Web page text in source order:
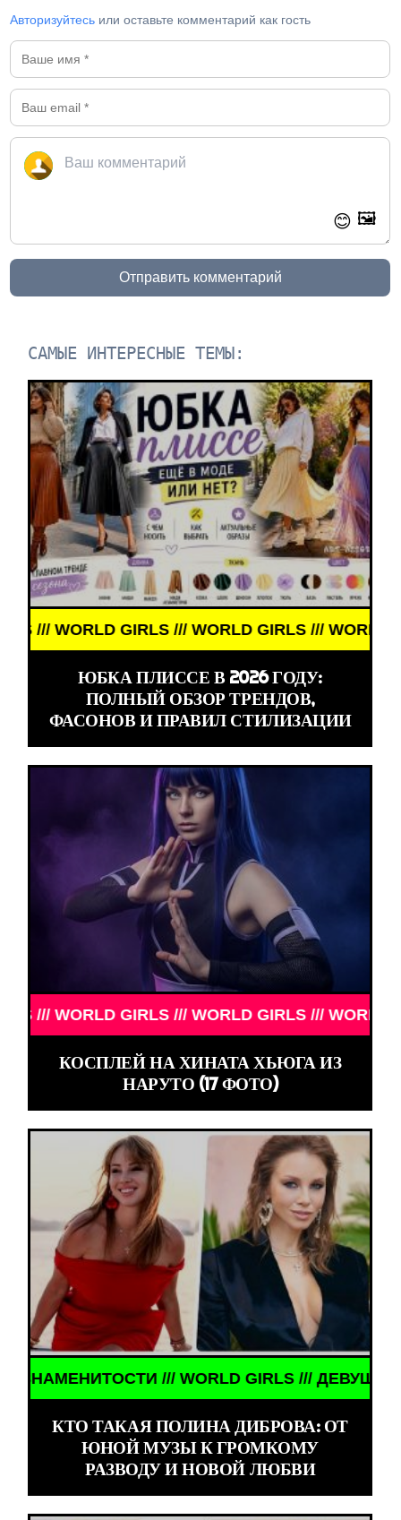
Авторизуйтесь или оставьте комментарий как гость
😊 🖼️
Отправить комментарий
САМЫЕ ИНТЕРЕСНЫЕ ТЕМЫ:
WORLD GIRLS /// WORLD GIRLS /// WORLD GIRLS
ЮБКА ПЛИССЕ В 2026 ГОДУ:
ПОЛНЫЙ ОБЗОР ТРЕНДОВ,
ФАСОНОВ И ПРАВИЛ СТИЛИЗАЦИИ
WORLD GIRLS /// WORLD GIRLS /// WORLD GIRLS
КОСПЛЕЙ НА ХИНАТА ХЬЮГА ИЗ
НАРУТО (17 ФОТО)
/// WORLD GIRLS /// ДЕВУШКИ
КТО ТАКАЯ ПОЛИНА ДИБРОВА: ОТ
ЮНОЙ МУЗЫ К ГРОМКОМУ
РАЗВОДУ И НОВОЙ ЛЮБВИ